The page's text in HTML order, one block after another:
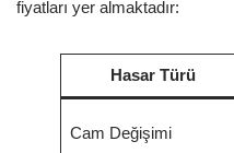
fiyatları yer almaktadır:
Hasar Türü
Cam Değişimi